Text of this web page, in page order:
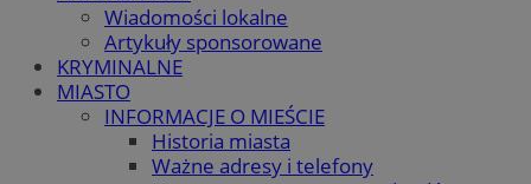
Wiadomości lokalne
Artykuły sponsorowane
KRYMINALNE
MIASTO
INFORMACJE O MIEŚCIE
Historia miasta
Ważne adresy i telefony